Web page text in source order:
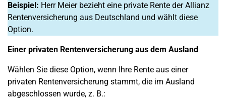
Beispiel: Herr Meier bezieht eine private Rente der Allianz
Rentenversicherung aus Deutschland und wählt diese
Option.
Einer privaten Rentenversicherung aus dem Ausland
Wählen Sie diese Option, wenn Ihre Rente aus einer
privaten Rentenversicherung stammt, die im Ausland
abgeschlossen wurde, z. B.: